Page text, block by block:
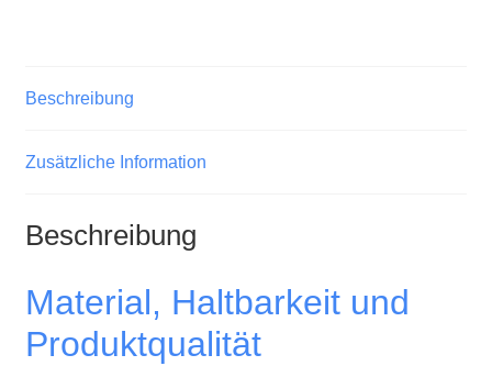
Beschreibung
Zusätzliche Information
Beschreibung
Material, Haltbarkeit und
Produktqualität